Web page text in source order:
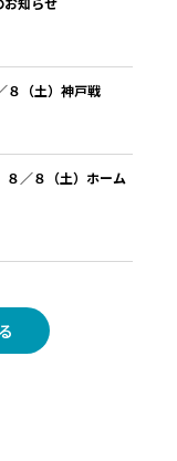
８（土）神戸戦
８／８（土）ホーム